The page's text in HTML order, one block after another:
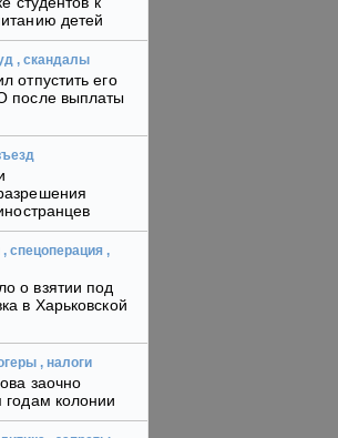
детей
, скандалы
отпустить его
после выплаты
, спецоперация ,
о взятии под
в Харьковской
, налоги
заочно
годам колонии